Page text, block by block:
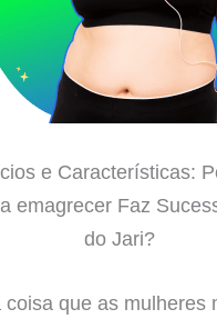
e Características:
emagrecer Faz
do Jari?
coisa que as mulheres